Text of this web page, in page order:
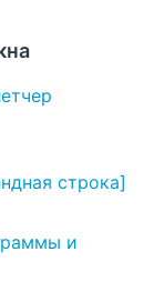
строка]
и